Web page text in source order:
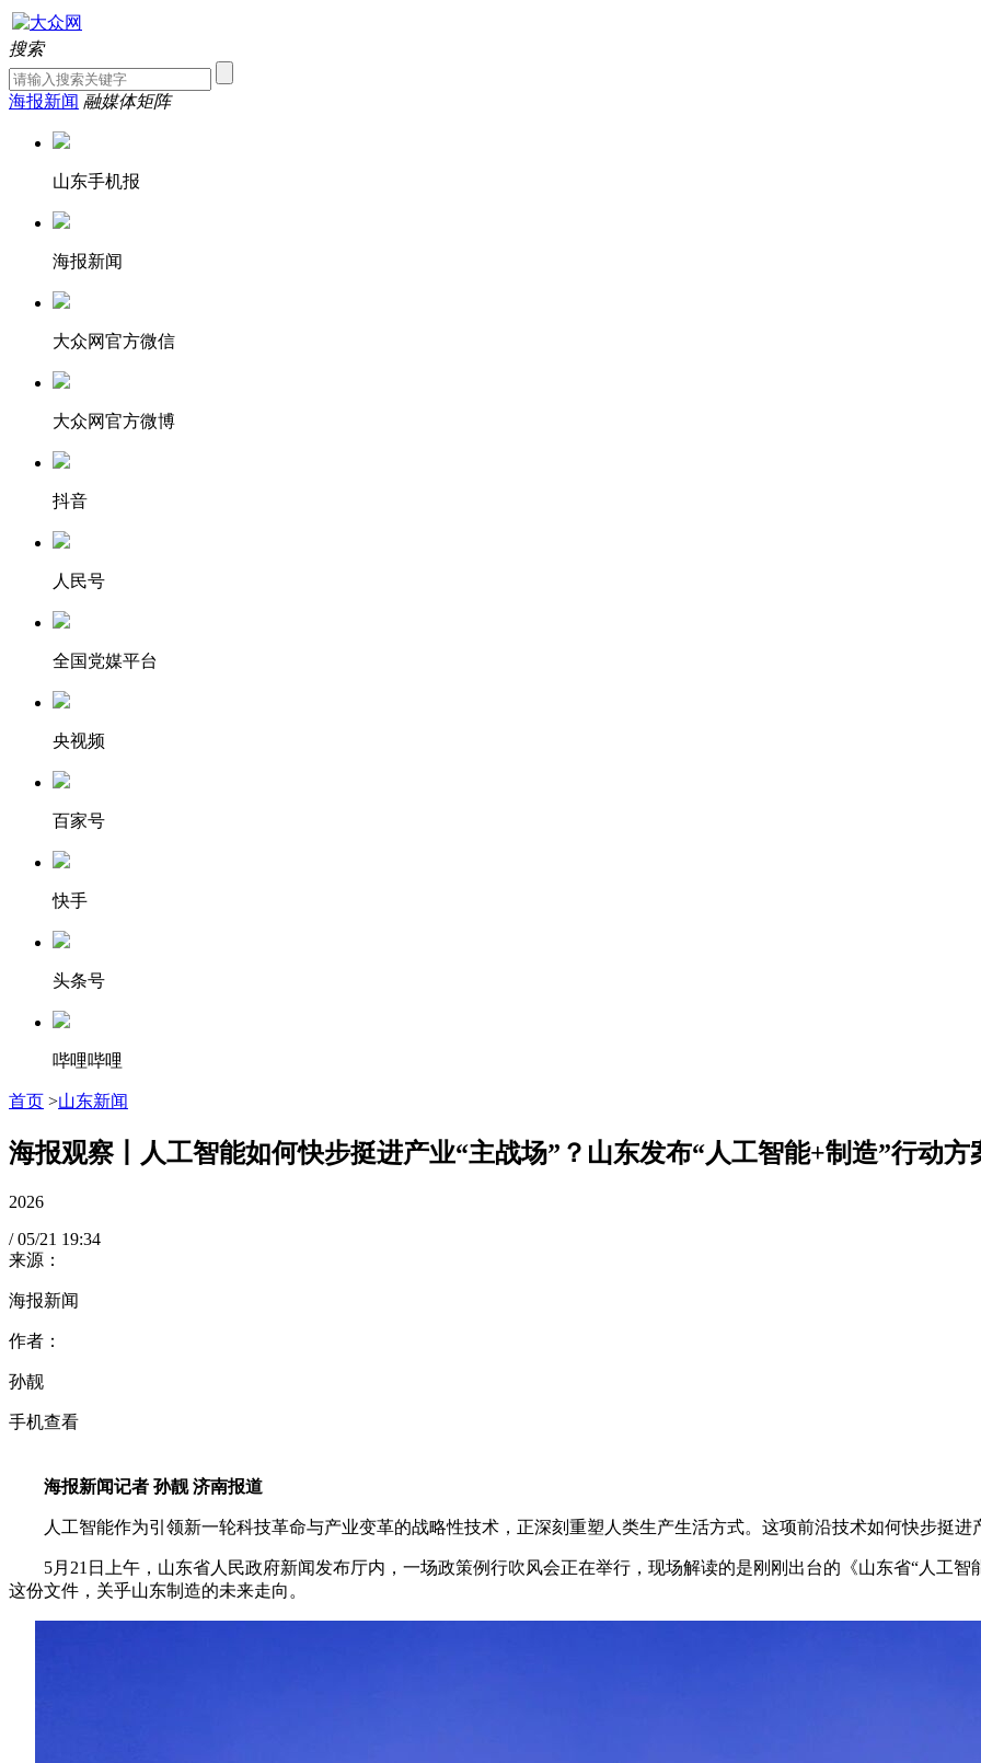
搜索
海报新闻 融媒体矩阵
山东手机报
海报新闻
大众网官方微信
大众网官方微博
抖音
人民号
全国党媒平台
央视频
百家号
快手
头条号
哔哩哔哩
首页 >山东新闻
海报观察丨人工智能如何快步挺进产业“主战场”？山东发布“人工智能+制造”行动方
2026
/ 05/21 19:34
来源：
海报新闻
作者：
孙靓
手机查看
海报新闻记者 孙靓 济南报道
人工智能作为引领新一轮科技革命与产业变革的战略性技术，正深刻重塑人类生产生活方式。这项前沿技术如何快步挺进
5月21日上午，山东省人民政府新闻发布厅内，一场政策例行吹风会正在举行，现场解读的是刚刚出台的《山东省“人工智
这份文件，关乎山东制造的未来走向。